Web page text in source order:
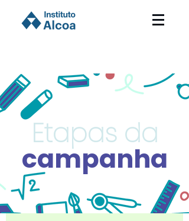
Etapas da
campanha